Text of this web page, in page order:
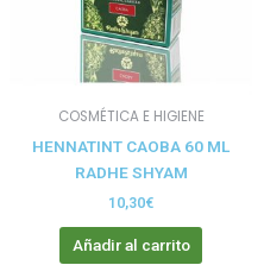
COSMÉTICA E HIGIENE
HENNATINT CAOBA 60 ML
RADHE SHYAM
10,30€
Añadir al carrito